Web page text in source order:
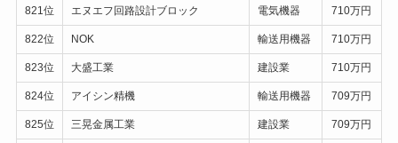
821位 エヌエフ回路設計ブロック 電気機器 710万円
822位 NOK 輸送用機器 710万円
823位 大盛工業 建設業 710万円
824位 アイシン精機 輸送用機器 709万円
825位 三晃金属工業 建設業 709万円